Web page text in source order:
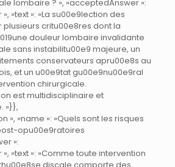
lombaire ? », »acceptedAnswer »:
», »text »: »La su00e9lection des
critu00e8res dont la
douleur lombaire invalidante
sans instabilitu00e9 majeure, un
conservateurs apru00e8s au
et un u00e9tat gu00e9nu00e9ral
chirurgicale.
est multidisciplinaire et
»}},
», »name »: »Quels sont les risques
opu00e9ratoires
»:
», »text »: »Comme toute intervention
discale comporte des